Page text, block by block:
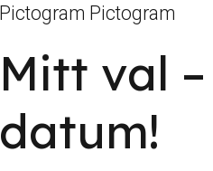
Mitt val
datum!